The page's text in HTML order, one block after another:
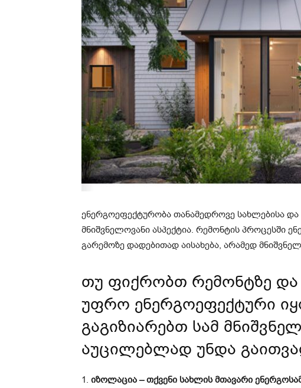
ენერგოეფექტურობა თანამედროვე სახლებისა
მნიშვნელოვანი ასპექტია. რემონტის პროცესში
გარემოზე დადებითად აისახება, არამედ
თუ ფიქრობთ რემონტზე
უფრო ენერგოეფექტური
გაგიზიარებთ სამ
აუცილებლად უნდა
1. იზოლაცია – თქვენი სახლის მთავარი